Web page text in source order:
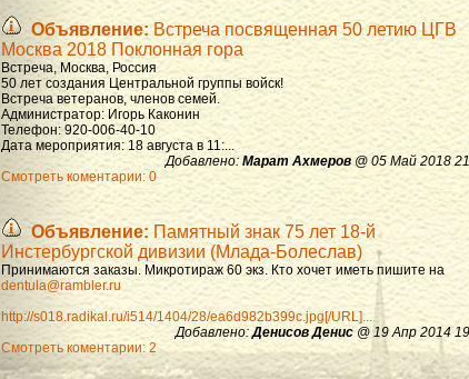
Объявление: Встреча посвященная 50 летию ЦГВ
Москва 2018 Поклонная гора
Встреча, Москва, Россия
50 лет создания Центральной группы войск!
Встреча ветеранов, членов семей.
Администратор: Игорь Каконин
Телефон: 920-006-40-10
Дата мероприятия: 18 августа в 11:...
Добавлено: Марат Ахмеров @ 05 Май 2018
Смотреть коментарии: 0
Объявление: Памятный знак 75 лет 18-й
Инстербургской дивизии (Млада-Болеслав)
Принимаются заказы. Микротираж 60 экз. Кто хочет иметь пишите на
dentula@rambler.ru
http://s018.radikal.ru/i514/1404/28/ea6d982b399c.jpg[/URL]...
Добавлено:Денисов Денис @ 19 Апр 2014
Смотреть коментарии: 2